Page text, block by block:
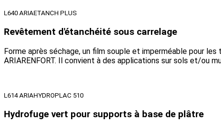
L640 ARIAETANCH PLUS
Revêtement d'étanchéité sous carrelage
Forme après séchage, un film souple et imperméable pour
ARIARENFORT. Il convient à des applications sur sols et/ou
L614 ARIAHYDROPLAC 510
Hydrofuge vert pour supports à base de plâtre